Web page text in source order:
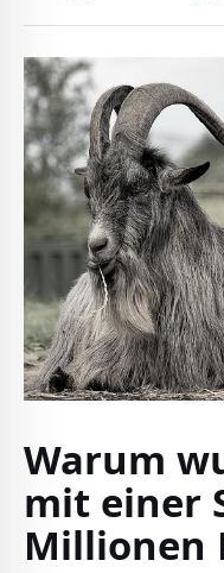
Warum
mit einer
Millionen